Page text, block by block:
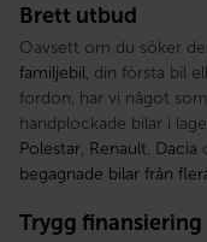
Brett utbud
Oavsett om du söker
familjebil, din första bil
fordon, har vi något
handplockade bilar i
Polestar, Renault, Dacia
begagnade bilar från
Trygg finansiering